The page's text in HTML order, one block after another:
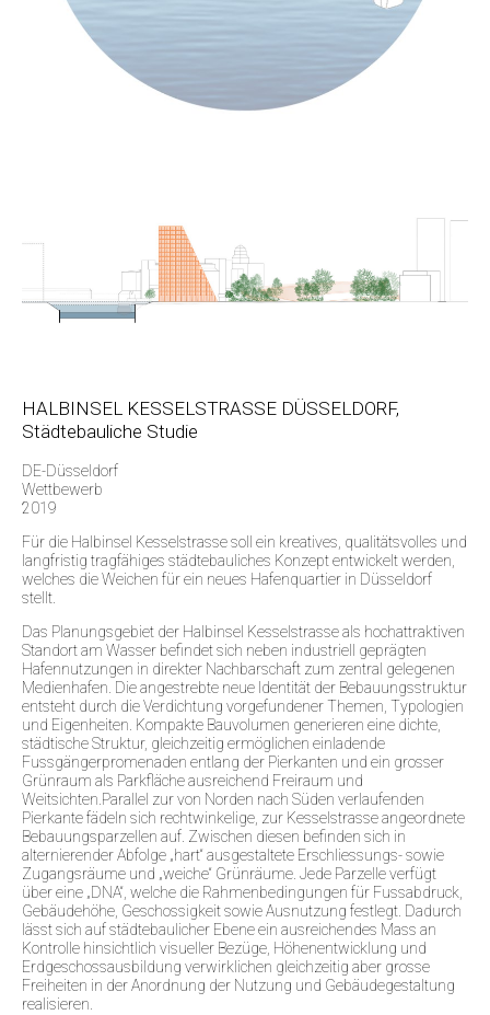
HALBINSEL KESSELSTRASSE DÜSSELDORF,
Städtebauliche Studie
DE-Düsseldorf
Wettbewerb
2019
Für die Halbinsel Kesselstrasse soll ein kreatives, qualitätsvolles und
langfristig tragfähiges städtebauliches Konzept entwickelt werden,
welches die Weichen für ein neues Hafenquartier in Düsseldorf
stellt.
Das Planungsgebiet der Halbinsel Kesselstrasse als hochattraktiven
Standort am Wasser befindet sich neben industriell geprägten
Hafennutzungen in direkter Nachbarschaft zum zentral gelegenen
Medienhafen. Die angestrebte neue Identität der Bebauungsstruktur
entsteht durch die Verdichtung vorgefundener Themen, Typologien
und Eigenheiten. Kompakte Bauvolumen generieren eine dichte,
städtische Struktur, gleichzeitig ermöglichen einladende
Fussgängerpromenaden entlang der Pierkanten und ein grosser
Grünraum als Parkfläche ausreichend Freiraum und
Weitsichten.Parallel zur von Norden nach Süden verlaufenden
Pierkante fädeln sich rechtwinkelige, zur Kesselstrasse angeordnete
Bebauungsparzellen auf. Zwischen diesen befinden sich in
alternierender Abfolge „hart“ ausgestaltete Erschliessungs- sowie
Zugangsräume und „weiche“ Grünräume. Jede Parzelle verfügt
über eine „DNA“, welche die Rahmenbedingungen für Fussabdruck,
Gebäudehöhe, Geschossigkeit sowie Ausnutzung festlegt. Dadurch
lässt sich auf städtebaulicher Ebene ein ausreichendes Mass an
Kontrolle hinsichtlich visueller Bezüge, Höhenentwicklung und
Erdgeschossausbildung verwirklichen gleichzeitig aber grosse
Freiheiten in der Anordnung der Nutzung und Gebäudegestaltung
realisieren.